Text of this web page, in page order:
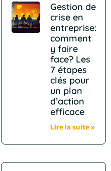
Gestion de
crise en
entreprise:
comment
y faire
face? Les
7 étapes
clés pour
un plan
d’action
efficace
Lire la suite »